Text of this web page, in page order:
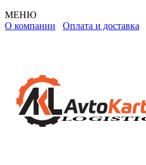
МЕНЮ
О компании Оплата и доставка